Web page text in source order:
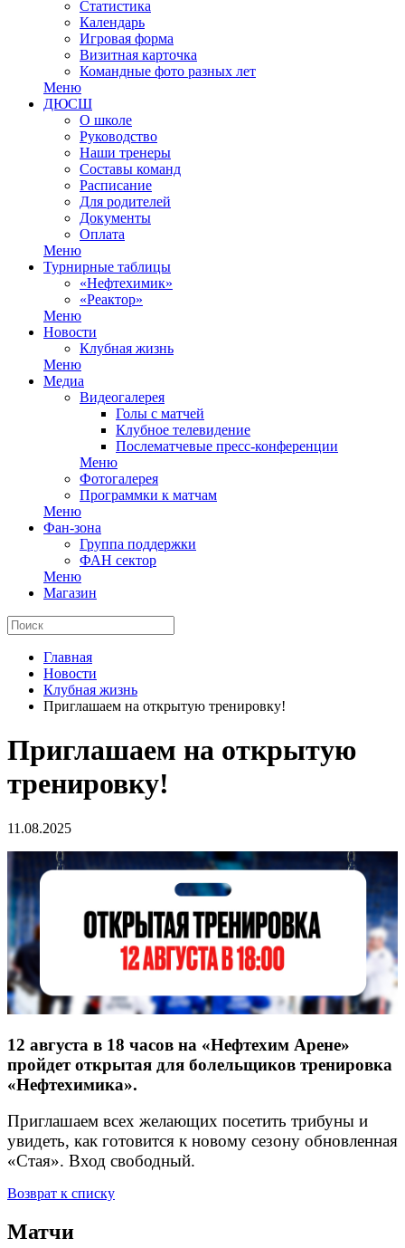
Статистика
Календарь
Игровая форма
Визитная карточка
Командные фото разных лет
Меню
ДЮСШ
О школе
Руководство
Наши тренеры
Составы команд
Расписание
Для родителей
Документы
Оплата
Меню
Турнирные таблицы
«Нефтехимик»
«Реактор»
Меню
Новости
Клубная жизнь
Меню
Медиа
Видеогалерея
Голы с матчей
Клубное телевидение
Послематчевые пресс-конференции
Меню
Фотогалерея
Программки к матчам
Меню
Фан-зона
Группа поддержки
ФАН сектор
Меню
Магазин
Главная
Новости
Клубная жизнь
Приглашаем на открытую тренировку!
Приглашаем на открытую
тренировку!
11.08.2025
12 августа в 18 часов на «Нефтехим Арене»
пройдет открытая для болельщиков тренировка
«Нефтехимика».
Приглашаем всех желающих посетить трибуны и
увидеть, как готовится к новому сезону обновленная
«Стая». Вход свободный.
Возврат к списку
Матчи